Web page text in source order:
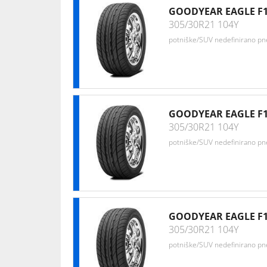
GOODYEAR EAGLE
305/30R21 104Y
potniške/SUV nedefinirano
GOODYEAR EAGLE
305/30R21 104Y
potniške/SUV nedefinirano
GOODYEAR EAGLE
305/30R21 104Y
potniške/SUV nedefinirano